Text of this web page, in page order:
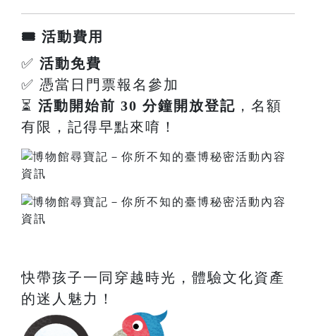
🎟️ 活動費用
✅ 活動免費
✅ 憑當日門票報名參加
⏳ 活動開始前 30 分鐘開放登記 ，名額
有限，記得早點來唷！
快帶孩子一同穿越時光，體驗文化資產
的迷人魅力！